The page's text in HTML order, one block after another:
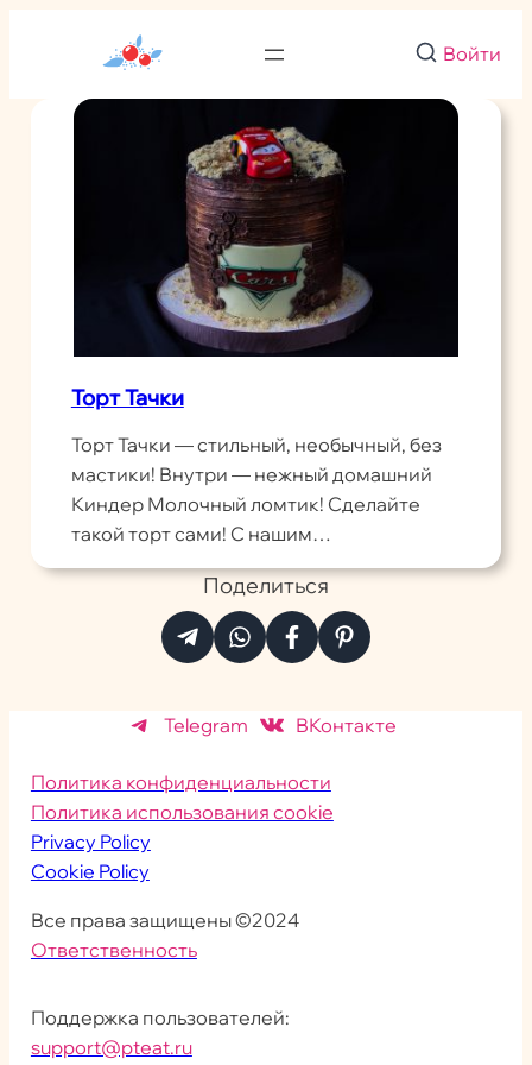
Войти
Торт Тачки
Торт Тачки — стильный, необычный, без
мастики! Внутри — нежный домашний
Киндер Молочный ломтик! Сделайте
такой торт сами! С нашим…
Поделиться
Telegram ВКонтакте
Политика конфиденциальности
Политика использования cookie
Privacy Policy
Cookie Policy
Все права защищены ©2024
Ответственность
Поддержка пользователей:
support@pteat.ru